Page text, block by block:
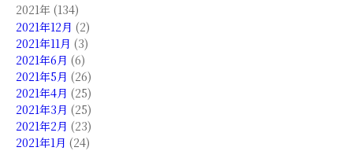
2021年 (134)
2021年12月 (2)
2021年11月 (3)
2021年6月 (6)
2021年5月 (26)
2021年4月 (25)
2021年3月 (25)
2021年2月 (23)
2021年1月 (24)